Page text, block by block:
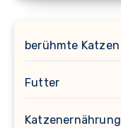
berühmte Katzen
Futter
Katzenernährung